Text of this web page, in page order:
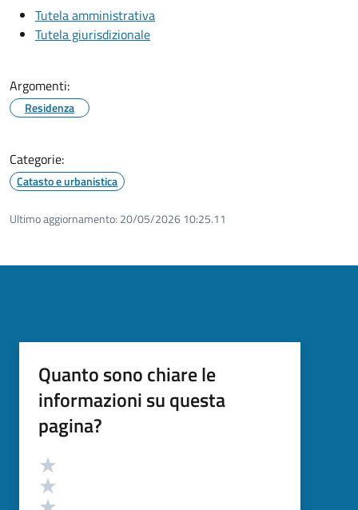
Tutela amministrativa
Tutela giurisdizionale
Argomenti:
Residenza
Categorie:
Catasto e urbanistica
Ultimo aggiornamento: 20/05/2026 10:25.11
Quanto sono chiare le
informazioni su questa
pagina?
Valutazione